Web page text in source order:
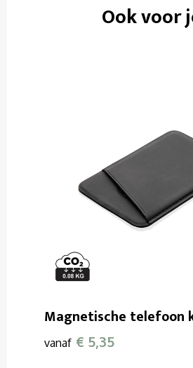
Ook voor
Magnetische telefoon
vanaf € 5,35